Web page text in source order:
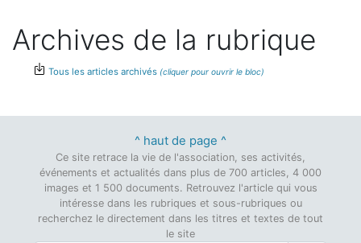
Archives de la rubrique
Tous les articles archivés
^ haut de page ^
Ce site retrace la vie de l'association, ses activités,
événements et actualités dans plus de 700 articles, 4 000
images et 1 500 documents. Retrouvez l'article qui vous
intéresse dans les rubriques et sous-rubriques ou
recherchez le directement dans les titres et textes de tout
le site